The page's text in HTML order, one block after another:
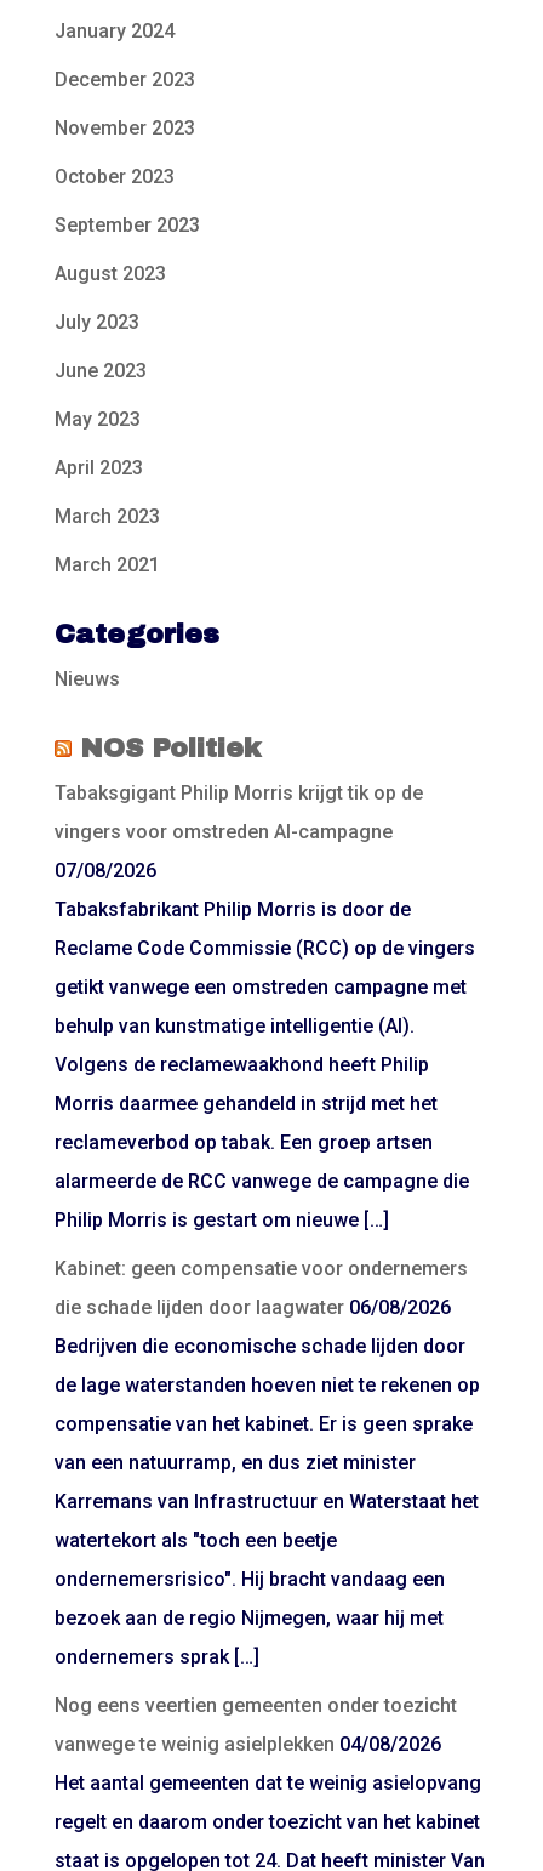
January 2024
December 2023
November 2023
October 2023
September 2023
August 2023
July 2023
June 2023
May 2023
April 2023
March 2023
March 2021
Categories
Nieuws
NOS Politiek
Tabaksgigant Philip Morris krijgt tik op de
vingers voor omstreden AI-campagne
07/08/2026
Tabaksfabrikant Philip Morris is door de
Reclame Code Commissie (RCC) op de vingers
getikt vanwege een omstreden campagne met
behulp van kunstmatige intelligentie (AI).
Volgens de reclamewaakhond heeft Philip
Morris daarmee gehandeld in strijd met het
reclameverbod op tabak. Een groep artsen
alarmeerde de RCC vanwege de campagne die
Philip Morris is gestart om nieuwe […]
Kabinet: geen compensatie voor ondernemers
die schade lijden door laagwater 06/08/2026
Bedrijven die economische schade lijden door
de lage waterstanden hoeven niet te rekenen op
compensatie van het kabinet. Er is geen sprake
van een natuurramp, en dus ziet minister
Karremans van Infrastructuur en Waterstaat het
watertekort als "toch een beetje
ondernemersrisico". Hij bracht vandaag een
bezoek aan de regio Nijmegen, waar hij met
ondernemers sprak […]
Nog eens veertien gemeenten onder toezicht
vanwege te weinig asielplekken 04/08/2026
Het aantal gemeenten dat te weinig asielopvang
regelt en daarom onder toezicht van het kabinet
staat is opgelopen tot 24. Dat heeft minister Van